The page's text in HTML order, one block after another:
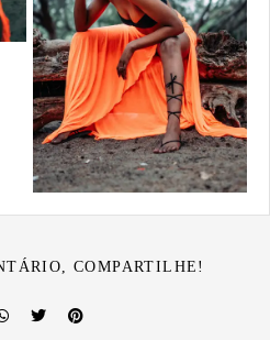
COMPARTILHE!